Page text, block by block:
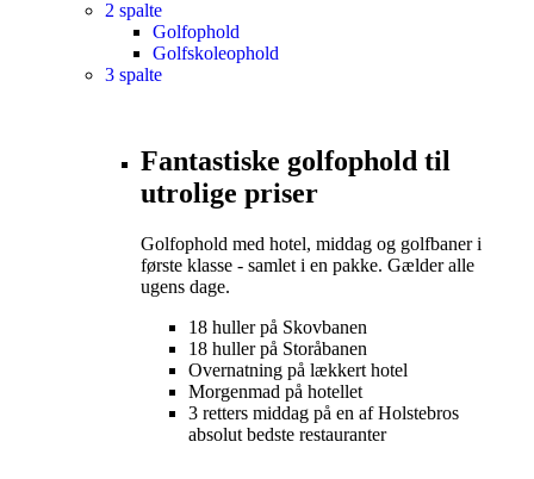
2 spalte
Golfophold
Golfskoleophold
3 spalte
Fantastiske golfophold til
utrolige priser
Golfophold med hotel, middag og golfbaner i
første klasse - samlet i en pakke. Gælder alle
ugens dage.
18 huller på Skovbanen
18 huller på Storåbanen
Overnatning på lækkert hotel
Morgenmad på hotellet
3 retters middag på en af Holstebros
absolut bedste restauranter